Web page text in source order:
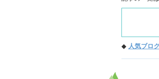
◆ 人気ブロ